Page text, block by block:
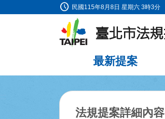
最新提案
schedule 民國115年8月8日 星期六 3時3分
法規提案詳細內容